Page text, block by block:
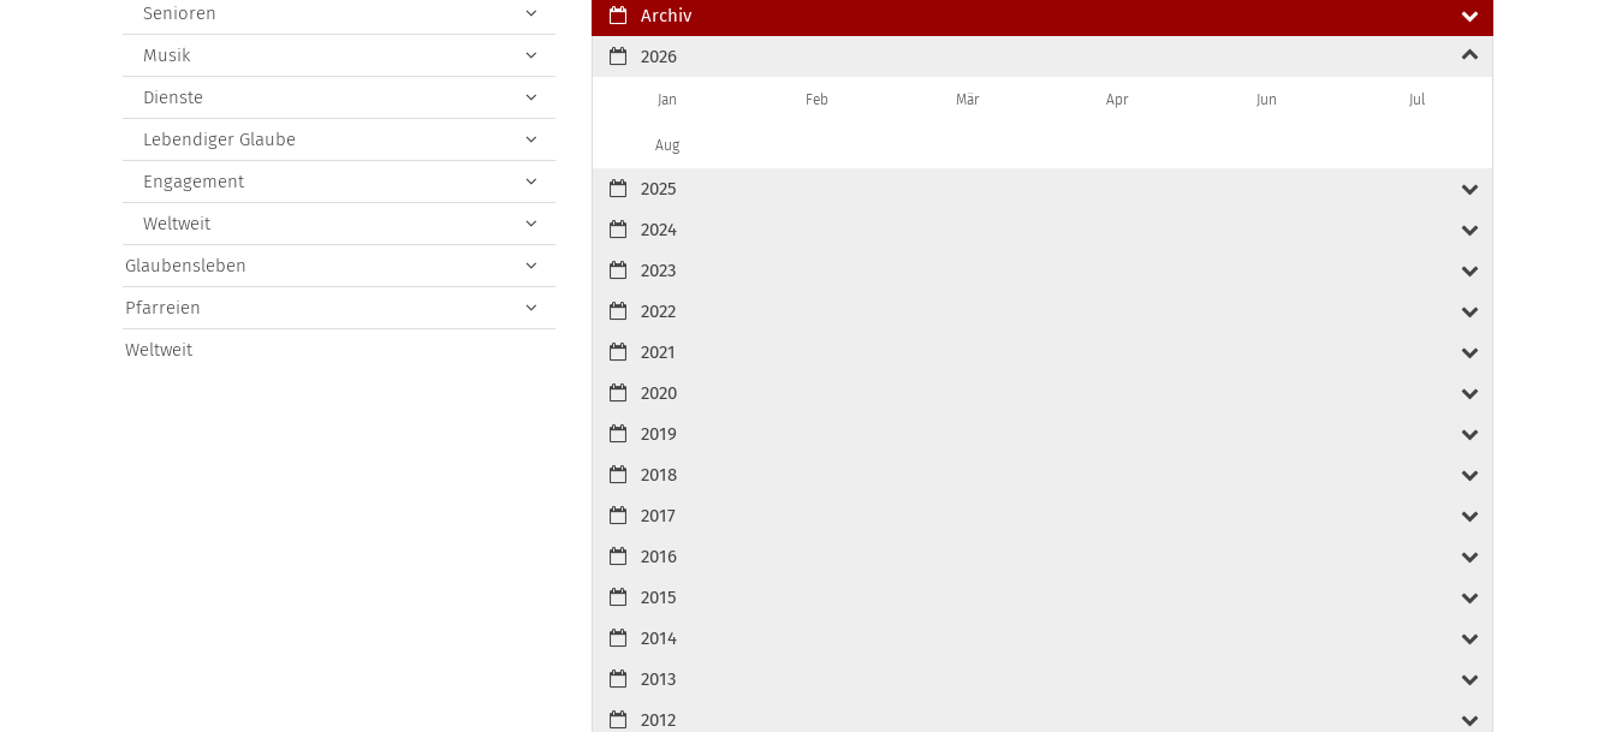
Archiv
2026
Jan Feb Mär Apr Jun Jul
Aug
2025
2024
2023
2022
2021
2020
2019
2018
2017
2016
2015
2014
2013
2012
Senioren
Musik
Dienste
Lebendiger Glaube
Engagement
Weltweit
Glaubensleben
Pfarreien
Weltweit